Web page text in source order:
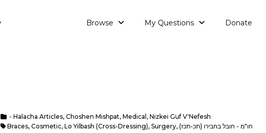
Browse My Questions Donate
- Halacha Articles, Choshen Mishpat, Medical , Nizkei Guf V'Nefesh
Braces, Cosmetic, Lo Yilbash (cross-Dressing), Surgery, חו"מ - חובל בחבירו (תכ-תכז)